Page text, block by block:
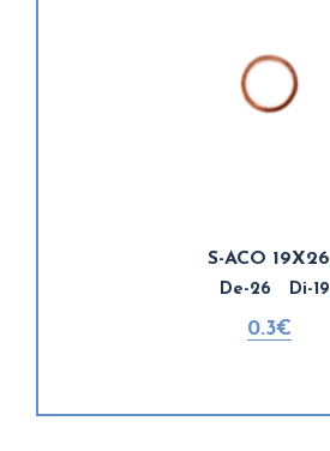
S-ACO 19X26
De-26 Di-19
0.3€